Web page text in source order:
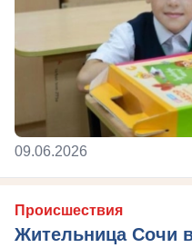
09.06.2026
Происшествия
Жительница Сочи